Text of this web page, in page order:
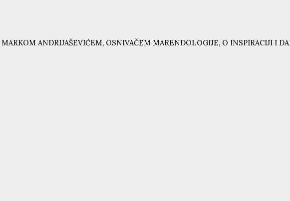
MARKOM ANDRIJAŠEVIĆEM, OSNIVAČEM MARENDOLOGIJE, O INSPIRACIJI I